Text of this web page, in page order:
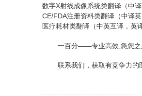
数字X射线成像系统类翻译（中
CE/FDA注册资料类翻译（中译
医疗耗材类翻译（中英互译，英
一百分——专业高效,急您之
联系我们，获取有竞争力的